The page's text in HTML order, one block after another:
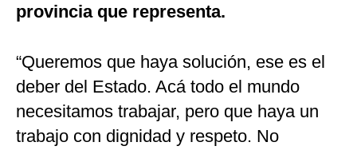
provincia que representa.
“Queremos que haya solución, ese es el
deber del Estado. Acá todo el mundo
necesitamos trabajar, pero que haya un
trabajo con dignidad y respeto. No